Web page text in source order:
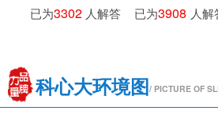
人解答 已为3016 人解答 已为
科心大环境图/ PICTURE OF